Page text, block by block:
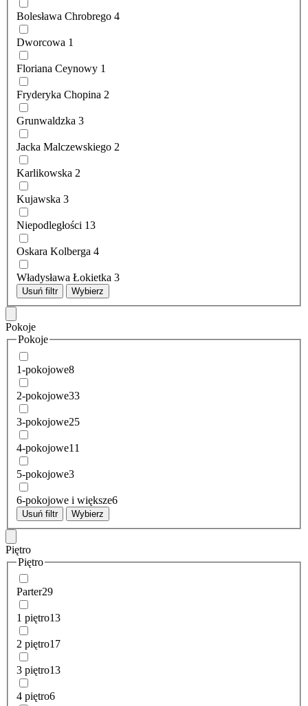
Bolesława Chrobrego 4
Dworcowa 1
Floriana Ceynowy 1
Fryderyka Chopina 2
Grunwaldzka 3
Jacka Malczewskiego 2
Karlikowska 2
Kujawska 3
Niepodległości 13
Oskara Kolberga 4
Władysława Łokietka 3
Usuń filtr Wybierz
Pokoje
Pokoje
1-pokojowe8
2-pokojowe33
3-pokojowe25
4-pokojowe11
5-pokojowe3
6-pokojowe i większe6
Usuń filtr Wybierz
Piętro
Piętro
Parter29
1 piętro13
2 piętro17
3 piętro13
4 piętro6